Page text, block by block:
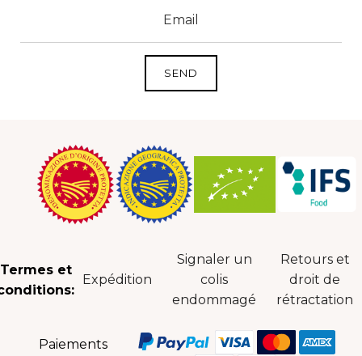
Termes et
Expédition
Signaler un
colis
endommagé
Retours et
droit de
rétractation
Paiements